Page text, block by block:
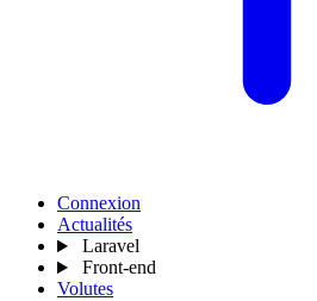
Connexion
Actualités
Laravel
Front-end
Volutes